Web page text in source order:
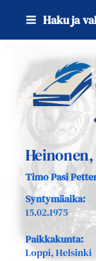
Siirry
sivun
sisältöön
Haku ja
Timo Pasi
Syntymäaika:
15.02.1975
Paikkakunta:
Loppi, Helsinki